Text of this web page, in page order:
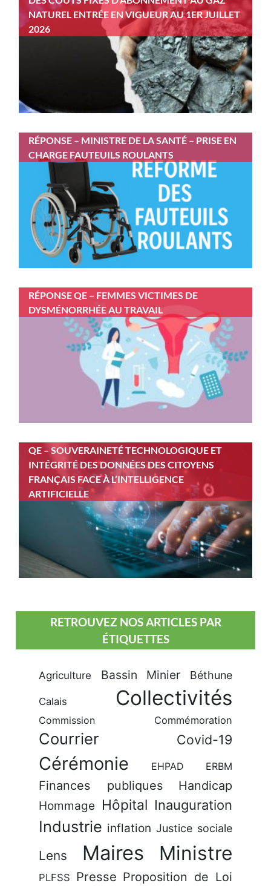
NATUREL ENTRÉE EN VIGUEUR AU 1ER JUILLET
2026
RÉPONSE – MINISTRE DE LA SANTÉ – PRISE EN
CHARGE FAUTEUILS ROULANTS
RÉPONSE QE – FEMMES VICTIMES DE
DYSMÉNORRHÉE AU TRAVAIL
QE – SOUVERAINETÉ TECHNOLOGIQUE ET
INTÉGRITÉ DES DONNÉES DES CITOYENS
FRANÇAIS FACE À L’INTELLIGENCE
ARTIFICIELLE
RETROUVEZ NOS ARTICLES PAR
ÉTIQUETTES
Agriculture Bassin Minier Béthune
Calais Collectivités
Commission Commémoration
Courrier Covid-19
Cérémonie EHPAD ERBM
Finances publiques Handicap
Hommage Hôpital Inauguration
Industrie inflation Justice sociale
Lens Maires Ministre
PLFSS Presse Proposition de Loi